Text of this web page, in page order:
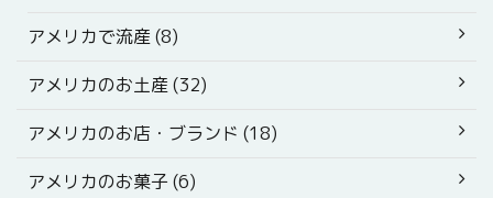
アメリカで流産 (8)
アメリカのお土産 (32)
アメリカのお店・ブランド (18)
アメリカのお菓子 (6)